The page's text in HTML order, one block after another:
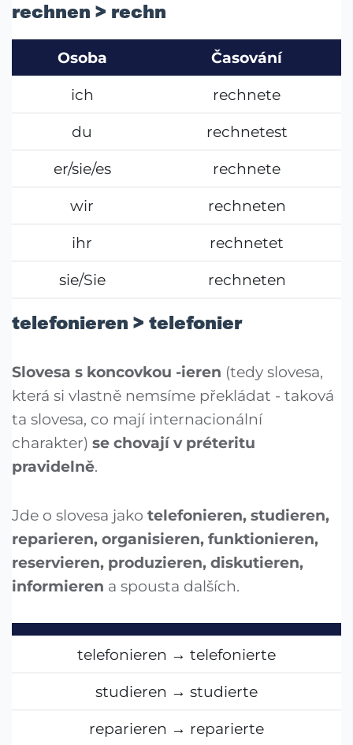
rechnen > rechn
Osoba
Časování
ich
rechnete
du
rechnetest
er/sie/es
rechnete
wir
rechneten
ihr
rechnetet
sie/Sie
rechneten
telefonieren > telefonier
Slovesa s koncovkou -ieren (tedy slovesa,
která si vlastně nemsíme překládat - taková
ta slovesa, co mají internacionální
charakter) se chovají v préteritu
pravidelně.
Jde o slovesa jako telefonieren, studieren,
reparieren, organisieren, funktionieren,
reservieren, produzieren, diskutieren,
informieren a spousta dalších.
telefonieren → telefonierte
studieren → studierte
reparieren → reparierte